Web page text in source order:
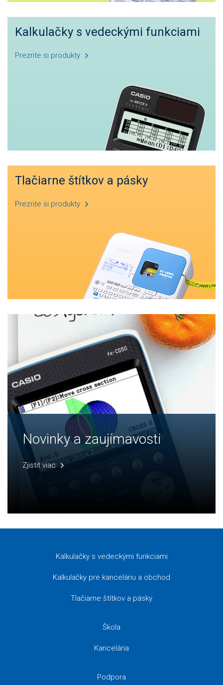
Kalkulačky s vedeckými funkciami
Prezrite si produkty
Tlačiarne štítkov a pásky
Prezrite si produkty
Novinky a zaujímavosti
Zjistit viac
Kalkulačky s vedeckými funkciami
Kalkulačky pre kanceláriu a obchod
Tlačiarne štítkov a pásky
Škola
Kancelária
Podpora